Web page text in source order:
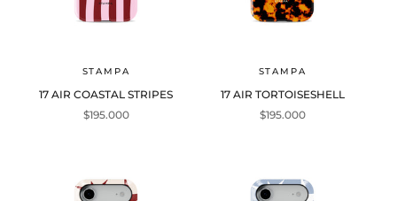
STAMPA
17 AIR COASTAL STRIPES
Precio de oferta
$195.000
STAMPA
17 AIR TORTOISESHELL
Precio de oferta
$195.000